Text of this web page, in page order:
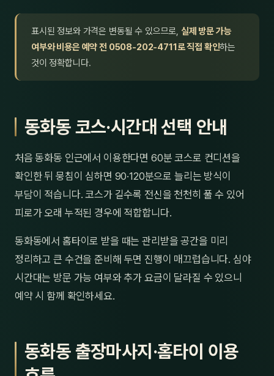
표시된 정보와 가격은 변동될 수 있으므로, 실제 방문 가능
여부와 비용은 예약 전 0508-202-4711로 직접 확인하는
것이 정확합니다.
동화동 코스·시간대 선택 안내
처음 동화동 인근에서 이용한다면 60분 코스로 컨디션을
확인한 뒤 뭉침이 심하면 90·120분으로 늘리는 방식이
부담이 적습니다. 코스가 길수록 전신을 천천히 풀 수 있어
피로가 오래 누적된 경우에 적합합니다.
동화동에서 홈타이로 받을 때는 관리받을 공간을 미리
정리하고 큰 수건을 준비해 두면 진행이 매끄럽습니다. 심야
시간대는 방문 가능 여부와 추가 요금이 달라질 수 있으니
예약 시 함께 확인하세요.
동화동 출장마사지·홈타이 이용